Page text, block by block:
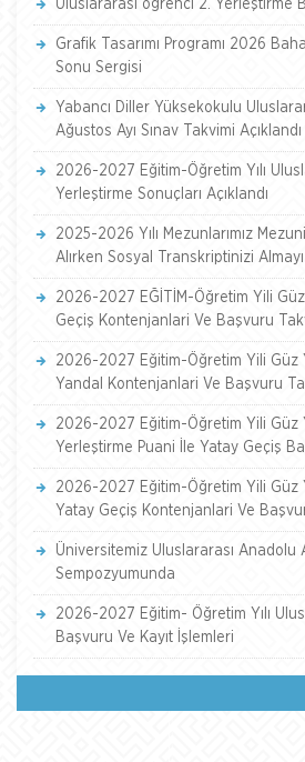
Uluslararası öğrenci 2. Yerleştirme
Grafik Tasarımı Programı 2026
Sonu Sergisi
Yabancı Diller Yüksekokulu
Ağustos Ayı Sınav Takvimi Açıklandı
2026-2027 Eğitim-Öğretim Yılı
Yerleştirme Sonuçları Açıklandı
2025-2026 Yılı Mezunlarımız
Alırken Sosyal Transkriptinizi Almayı
2026-2027 EĞİTİM-Öğretim Yili
Geçiş Kontenjanlari Ve Başvuru
2026-2027 Eğitim-Öğretim Yili Güz
Yandal Kontenjanlari Ve Başvuru
2026-2027 Eğitim-Öğretim Yili Güz
Yerleştirme Puani İle Yatay Geçiş
2026-2027 Eğitim-Öğretim Yili Güz
Yatay Geçiş Kontenjanlari Ve
Üniversitemiz Uluslararası Anadolu
Sempozyumunda
2026-2027 Eğitim- Öğretim Yılı
Başvuru Ve Kayıt İşlemleri